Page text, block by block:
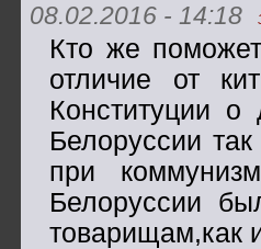
08.02.2016 - 14:18
Кто же
отличие от
Конституции о
Белоруссии
при
Белоруссии
товарищам,как